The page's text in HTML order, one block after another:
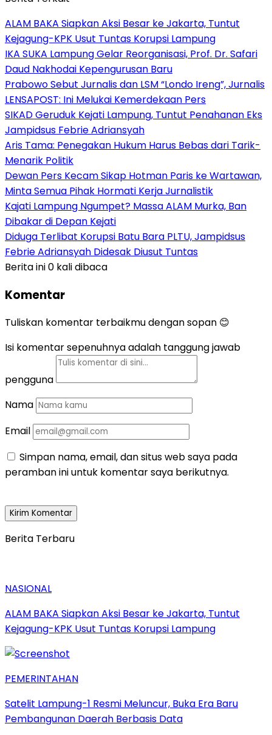
ALAM BAKA Siapkan Aksi Besar ke Jakarta, Tuntut
Kejagung-KPK Usut Tuntas Korupsi Lampung
IKA SUKA Lampung Gelar Reorganisasi, Prof. Dr. Safari
Daud Nakhodai Kepengurusan Baru
Prabowo Sebut Jurnalis dan LSM “Londo Ireng”, Jurnalis
LENSAPOST: Ini Melukai Kemerdekaan Pers
SIKAD Geruduk Kejati Lampung, Tuntut Penahanan Eks
Jampidsus Febrie Adriansyah
Aris Tama: Penegakan Hukum Harus Bebas dari Tarik-
Menarik Politik
Dewan Pers Kecam Sikap Hotman Paris ke Wartawan,
Minta Semua Pihak Hormati Kerja Jurnalistik
Kajati Lampung Ngumpet? Massa ALAM Murka, Ban
Dibakar di Depan Kejati
Diduga Terlibat Korupsi Batu Bara PLTU, Jampidsus
Febrie Adriansyah Didesak Diusut Tuntas
Berita ini 0 kali dibaca
Komentar
Tuliskan komentar terbaikmu dengan sopan 😊
Isi komentar sepenuhnya adalah tanggung jawab
pengguna
Nama
Email
Simpan nama, email, dan situs web saya pada
peramban ini untuk komentar saya berikutnya.
Berita Terbaru
NASIONAL
ALAM BAKA Siapkan Aksi Besar ke Jakarta, Tuntut
Kejagung-KPK Usut Tuntas Korupsi Lampung
PEMERINTAHAN
Satelit Lampung-1 Resmi Meluncur, Buka Era Baru
Pembangunan Daerah Berbasis Data